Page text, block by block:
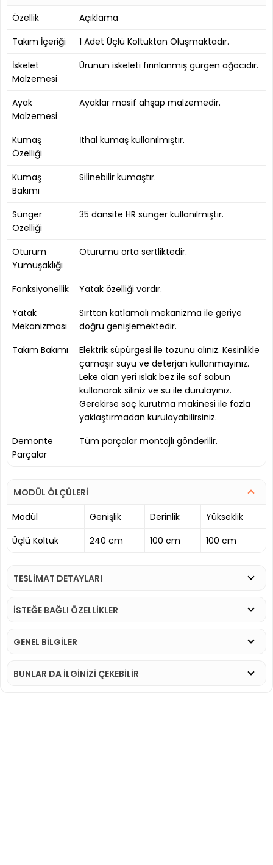
Özellik
Açıklama
Takım İçeriği
1 Adet Üçlü Koltuktan Oluşmaktadır.
İskelet
Malzemesi
Ürünün iskeleti fırınlanmış gürgen ağacıdır.
Ayak
Malzemesi
Ayaklar masif ahşap malzemedir.
Kumaş
Özelliği
İthal kumaş kullanılmıştır.
Kumaş
Bakımı
Silinebilir kumaştır.
Sünger
Özelliği
35 dansite HR sünger kullanılmıştır.
Oturum
Yumuşaklığı
Oturumu orta sertliktedir.
Fonksiyonellik
Yatak özelliği vardır.
Yatak
Mekanizması
Sırttan katlamalı mekanizma ile geriye
doğru genişlemektedir.
Takım Bakımı
Elektrik süpürgesi ile tozunu alınız. Kesinlikle
çamaşır suyu ve deterjan kullanmayınız.
Leke olan yeri ıslak bez ile saf sabun
kullanarak siliniz ve su ile durulayınız.
Gerekirse saç kurutma makinesi ile fazla
yaklaştırmadan kurulayabilirsiniz.
Demonte
Parçalar
Tüm parçalar montajlı gönderilir.
MODÜL ÖLÇÜLERİ
Modül
Genişlik Derinlik
Yükseklik
Üçlü Koltuk
240 cm 100 cm 100 cm
TESLİMAT DETAYLARI
İSTEĞE BAĞLI ÖZELLİKLER
GENEL BİLGİLER
BUNLAR DA İLGINIZI ÇEKEBILIR